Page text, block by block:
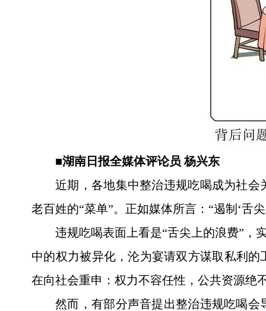
■湖南日报全媒体评论员 杨兴东
近期，各地集中整治违规吃喝成为社
老百姓的“菜单”。正如媒体所言：“遏制‘舌
违规吃喝表面上看是“舌尖上的浪费”，
中的权力被异化，沦为宴请双方谋取私利
在向社会重申：权力不容任性，公共资源绝
然而，有部分声音提出整治违规吃喝